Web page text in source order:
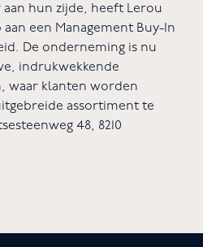
hun zijde, heeft Lerou
een Management Buy-In
De onderneming is nu
indrukwekkende
waar klanten worden
assortiment te
48, 8210